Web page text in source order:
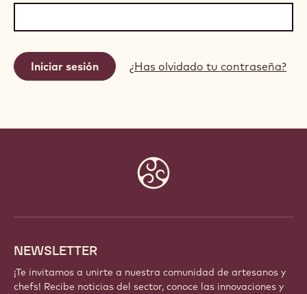
¿Has olvidado tu contraseña?
NEWSLETTER
¡Te invitamos a unirte a nuestra comunidad de artesanos y
chefs! Recibe noticias del sector, conoce las innovaciones y